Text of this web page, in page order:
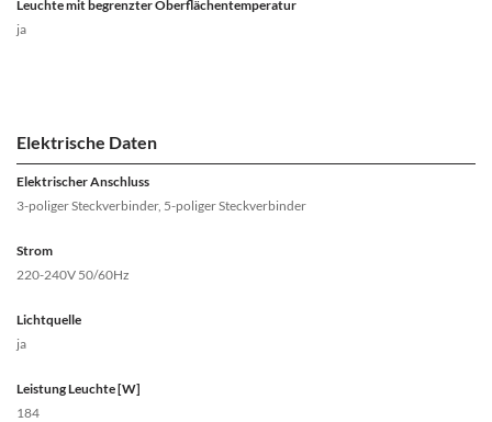
Leuchte mit begrenzter Oberflächentemperatur
ja
Elektrische Daten
Elektrischer Anschluss
3-poliger Steckverbinder, 5-poliger Steckverbinder
Strom
220-240V 50/60Hz
Lichtquelle
ja
Leistung Leuchte [W]
184